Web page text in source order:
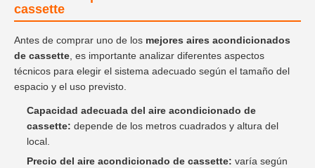
cassette
Antes de comprar uno de los mejores aires acondicionados
de cassette , es importante analizar diferentes aspectos
técnicos para elegir el sistema adecuado según el tamaño del
espacio y el uso previsto.
Capacidad adecuada del aire acondicionado de
cassette: depende de los metros cuadrados y altura del
local.
Precio del aire acondicionado de cassette: varía según